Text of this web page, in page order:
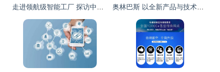
走进领航级智能工厂 探访中央空调AI智造的技术革新与服务体系 奥林巴斯 以全新产品与技术服务客户